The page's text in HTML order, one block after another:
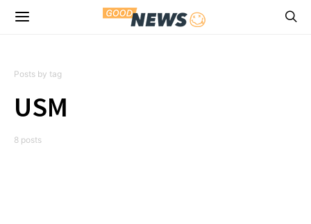
Posts by tag
USM
8 posts